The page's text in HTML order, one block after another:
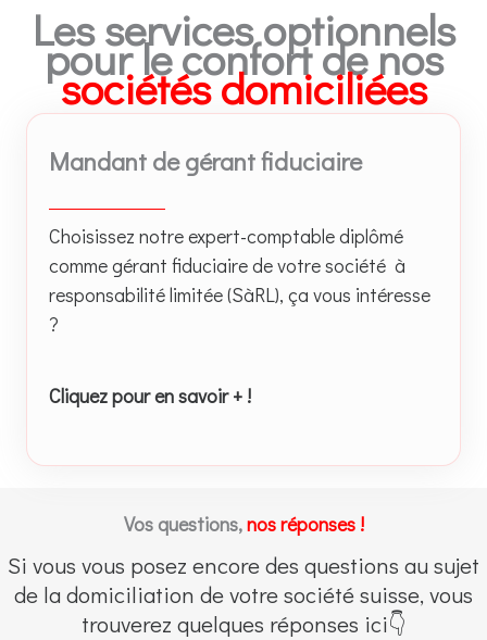
Les services optionnels
pour le confort de nos
sociétés domiciliées
Mandant de gérant fiduciaire
Choisissez notre expert-comptable diplômé
comme gérant fiduciaire de votre société à
responsabilité limitée (SàRL), ça vous intéresse
?
Cliquez pour en savoir + !
Vos questions,nos réponses !
Si vous vous posez encore des questions au sujet
de la domiciliation de votre société suisse, vous
trouverez quelques réponses ici👇